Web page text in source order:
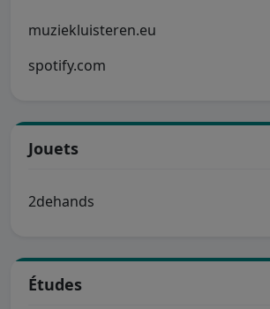
muziekluisteren.eu
spotify.com
Jouets
2dehands
Études